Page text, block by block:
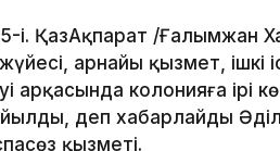
і. ҚазАқпарат /Ғалымжан
арнайы қызмет, ішкі
арқасында колонияға ірі
деп хабарлайды
қызметі.